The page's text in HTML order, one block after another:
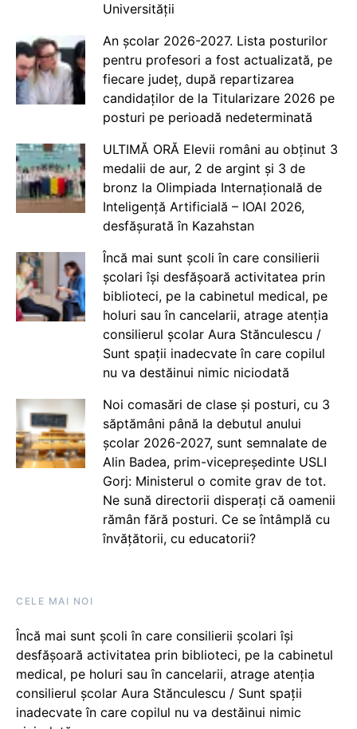
Universității
An școlar 2026-2027. Lista posturilor
pentru profesori a fost actualizată, pe
fiecare județ, după repartizarea
candidaților de la Titularizare 2026 pe
posturi pe perioadă nedeterminată
ULTIMĂ ORĂ Elevii români au obținut 3
medalii de aur, 2 de argint și 3 de
bronz la Olimpiada Internațională de
Inteligență Artificială – IOAI 2026,
desfășurată în Kazahstan
Încă mai sunt școli în care consilierii
școlari își desfășoară activitatea prin
biblioteci, pe la cabinetul medical, pe
holuri sau în cancelarii, atrage atenția
consilierul școlar Aura Stănculescu /
Sunt spații inadecvate în care copilul
nu va destăinui nimic niciodată
Noi comasări de clase și posturi, cu 3
săptămâni până la debutul anului
școlar 2026-2027, sunt semnalate de
Alin Badea, prim-vicepreședinte USLI
Gorj: Ministerul o comite grav de tot.
Ne sună directorii disperați că oamenii
rămân fără posturi. Ce se întâmplă cu
învățătorii, cu educatorii?
CELE MAI NOI
Încă mai sunt școli în care consilierii școlari își
desfășoară activitatea prin biblioteci, pe la cabinetul
medical, pe holuri sau în cancelarii, atrage atenția
consilierul școlar Aura Stănculescu / Sunt spații
inadecvate în care copilul nu va destăinui nimic